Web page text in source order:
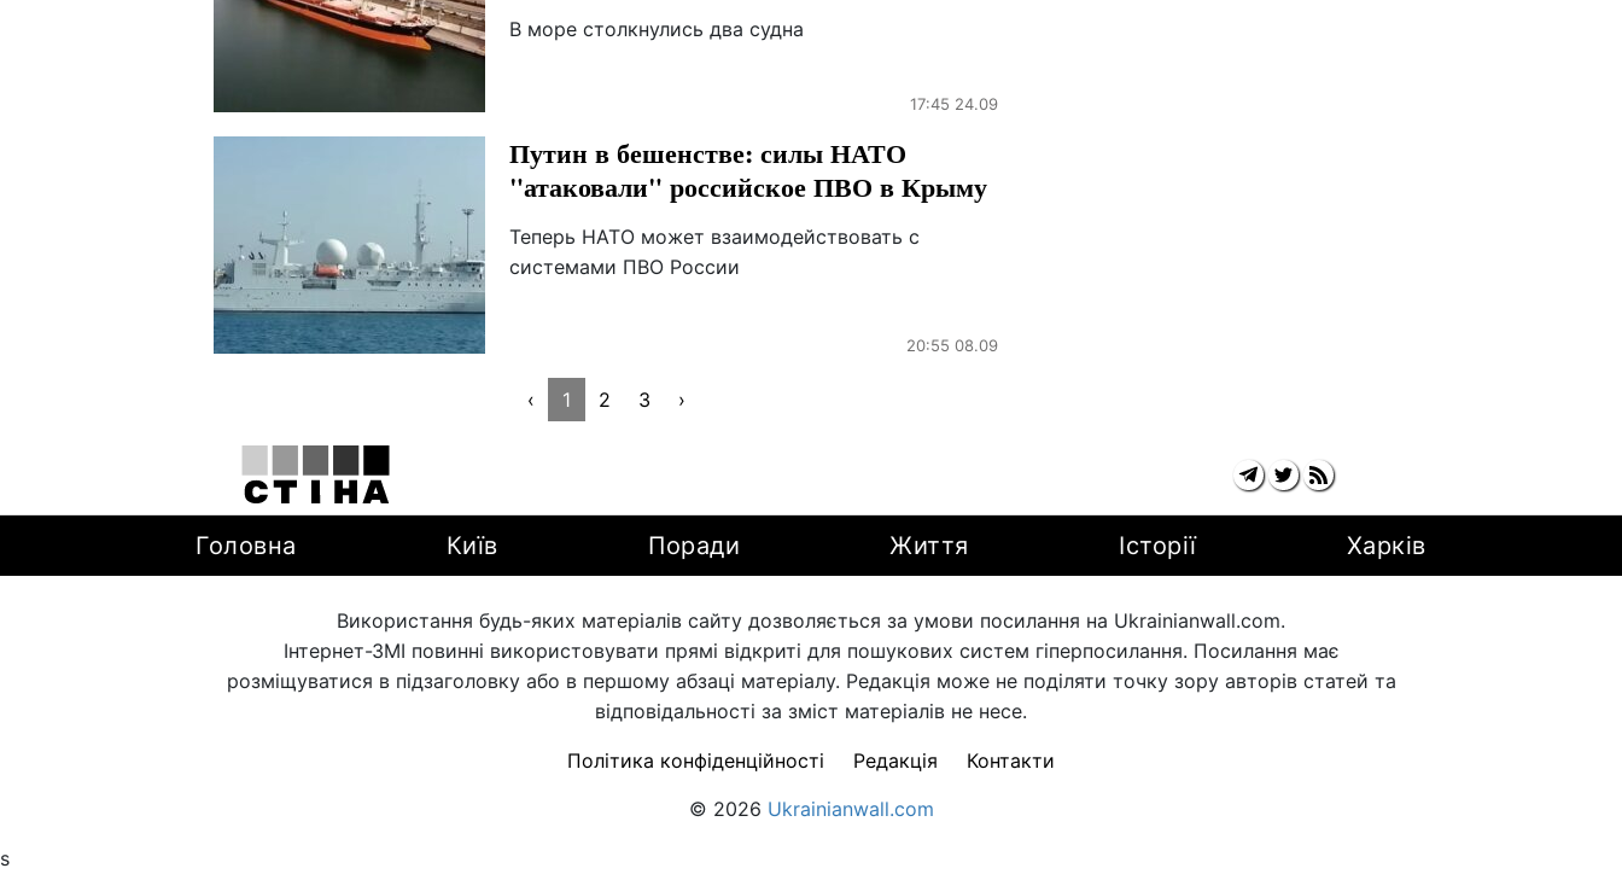
В море столкнулись два судна
17:45 24.09
Путин в бешенстве: силы НАТО
"атаковали" российское ПВО в Крыму
Теперь НАТО может взаимодействовать с
системами ПВО России
20:55 08.09
‹ 1 2 3 ›
Головна Київ Поради Життя Історії Харків
Використання будь-яких матеріалів сайту дозволяється за умови посилання на Ukrainianwall.com.
Інтернет-ЗМІ повинні використовувати прямі відкриті для пошукових систем гіперпосилання. Посилання має
розміщуватися в підзаголовку або в першому абзаці матеріалу. Редакція може не поділяти точку зору авторів статей та
відповідальності за зміст матеріалів не несе.
Політика конфіденційності Редакція
Контакти
© 2026 Ukrainianwall.com
s